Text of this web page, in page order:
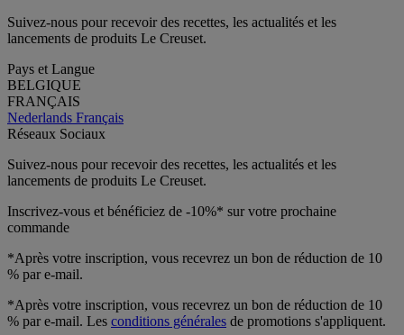
Suivez-nous pour recevoir des recettes, les actualités et les
lancements de produits Le Creuset.
Pays et Langue
BELGIQUE
FRANÇAIS
Nederlands Français
Réseaux Sociaux
Suivez-nous pour recevoir des recettes, les actualités et les
lancements de produits Le Creuset.
Inscrivez-vous et bénéficiez de -10%* sur votre prochaine
commande
*Après votre inscription, vous recevrez un bon de réduction de 10
% par e-mail.
*Après votre inscription, vous recevrez un bon de réduction de 10
% par e-mail. Les conditions générales de promotions s'appliquent.